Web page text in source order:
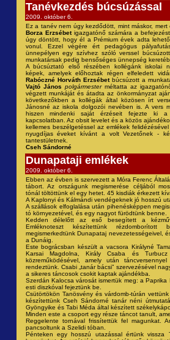
Tanévkezdés búcsúzással
2009. október 6.
Ez a tanév nem úgy kezdődött, mint máskor,
Borza Erzsébetigazgatónő számára a
úgy döntött, hogy él a Prémium évek adta
vonul. Ezzel végére ért pedagógus
ünnepélyen egy szívhez szóló verssel
munkatársak pedig bensőséges ünnepség
A búcsúztató első részében kollégánk iskolai
képek, amelyek előhoztak régen elfeledett
Rabóczné Horváth Erzsébetbúcsúzott a
Vajtó János polgármesterméltatta az
végzett munkáját és átadta az önkormányzat
következőkben a kollégák által közösen írt
Jánosné az iskola dolgozói nevében is. A vers
hiszen mindenki saját érzéseit fejezte ki a
kapcsolatban. Az obsit levelet és a közös
kellemes beszélgetéssel az emlékek
nyugdíjas éveket kívánt a volt Vezetőnek -
tantestületnek.
Cseh Sándorné
Dunapataji emlékek
2009. október 6.
Ebben az évben is szervezett a Móra Ferenc
tábort. Az országunk megismerése céljából
tónál töltöttünk el egy hetet. 45 kisdiák érkezett
A Kaplonyi és Kálmándi vendégeknek jó hosszú
A szállások elfoglalása után pihenésképpen
tó környezetével, és egy nagyot fürödtünk benne.
Kedden délelőtt az eső besegített a
Emléknoteszt készítettünk rézdomborított
megismerkedtünk Dunapataj nevezetességeivel,
a Dunáig.
Este bográcsban készült a vacsora Királyné
Karsai Magdolna, Király Csaba és Turbucz
közreműködésével, amely után
rendeztünk. Csabi „tanár bácsi” szervezésével
a sikeres táncosok csokit kaptak ajándékba.
Szerdán Kalocsa városát ismertük meg: a
esti diszkóval fejeztünk be.
Csütörtökön Tanösvény és várdomb-túrán
készítettünk Cseh Sándorné tanár néni
Gyöngyike és Tabi Méda által készített
Minden este a csoport egy része táncot tanult,
Reggelente tornával frissítettük fel
pancsoltunk a Szelidi tóban.
Pénteken egy hosszú utazással értünk vissza